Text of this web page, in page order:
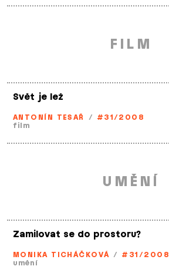
FILM
Svět je lež
ANTONÍN TESAŘ / #31/2008
film
UMĚNÍ
Zamilovat se do prostoru?
MONIKA TICHÁČKOVÁ / #31/2008
umění